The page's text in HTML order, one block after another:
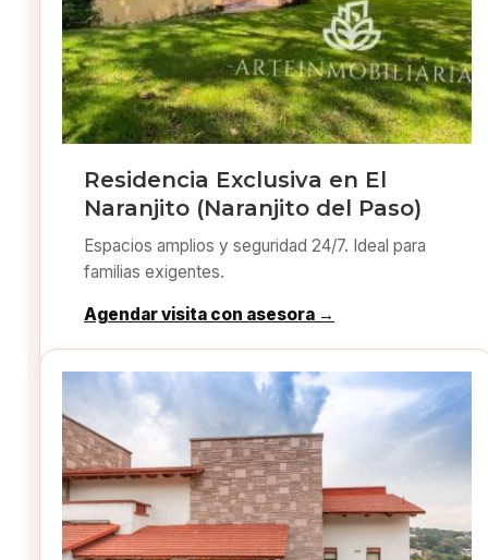
Residencia Exclusiva en El
Naranjito (Naranjito del Paso)
Espacios amplios y seguridad 24/7. Ideal para
familias exigentes.
Agendar visita con asesora →